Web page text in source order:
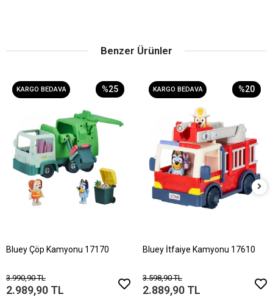
Benzer Ürünler
KARGO BEDAVA %25
Bluey Çöp Kamyonu 17170
3.990,90 TL
2.989,90 TL
KARGO BEDAVA %20
Bluey İtfaiye Kamyonu 17610
3.598,90 TL
2.889,90 TL